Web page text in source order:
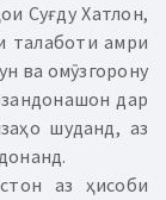
Суғду Хатлон,
талаботи амри
ва омӯзгорону
дар
шуданд, аз
аз ҳисоби